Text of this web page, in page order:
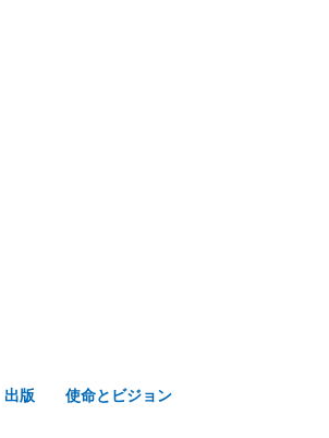
出版 使命とビジョン